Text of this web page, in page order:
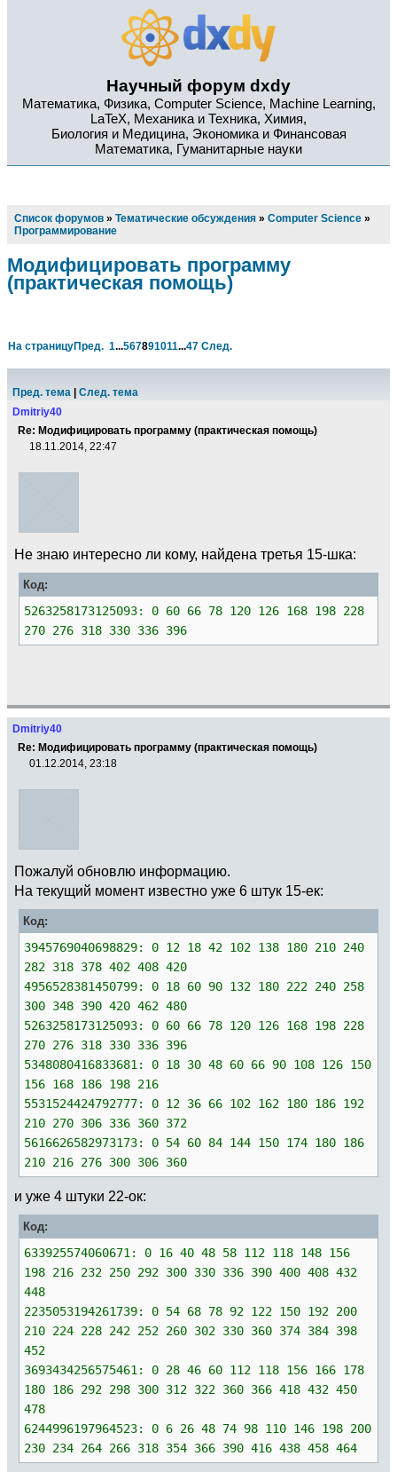
Научный форум dxdy
Математика, Физика, Computer Science, Machine Learning,
LaTeX, Механика и Техника, Химия,
Биология и Медицина, Экономика и Финансовая
Математика, Гуманитарные науки
Список форумов » Тематические обсуждения » Computer Science »
Программирование
Модифицировать программу
(практическая помощь)
На страницуПред. 1...567891011...47 След.
Пред. тема
След. тема
Dmitriy40
Re: Модифицировать программу (практическая помощь)
18.11.2014, 22:47
Не знаю интересно ли кому, найдена третья 15-шка:
Код:
5263258173125093: 0 60 66 78 120 126 168 198 228
270 276 318 330 336 396
Dmitriy40
Re: Модифицировать программу (практическая помощь)
01.12.2014, 23:18
Пожалуй обновлю информацию.
На текущий момент известно уже 6 штук 15-ек:
Код:
3945769040698829: 0 12 18 42 102 138 180 210 240
282 318 378 402 408 420
4956528381450799: 0 18 60 90 132 180 222 240 258
300 348 390 420 462 480
5263258173125093: 0 60 66 78 120 126 168 198 228
270 276 318 330 336 396
5348080416833681: 0 18 30 48 60 66 90 108 126 150
156 168 186 198 216
5531524424792777: 0 12 36 66 102 162 180 186 192
210 270 306 336 360 372
5616626582973173: 0 54 60 84 144 150 174 180 186
210 216 276 300 306 360
и уже 4 штуки 22-ок:
Код:
633925574060671: 0 16 40 48 58 112 118 148 156
198 216 232 250 292 300 330 336 390 400 408 432
448
2235053194261739: 0 54 68 78 92 122 150 192 200
210 224 228 242 252 260 302 330 360 374 384 398
452
3693434256575461: 0 28 46 60 112 118 156 166 178
180 186 292 298 300 312 322 360 366 418 432 450
478
6244996197964523: 0 6 26 48 74 98 110 146 198 200
230 234 264 266 318 354 366 390 416 438 458 464